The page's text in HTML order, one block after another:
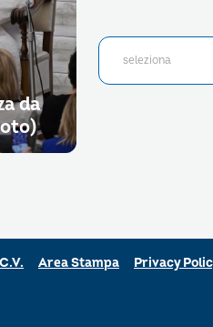
da
Area Stampa Privacy